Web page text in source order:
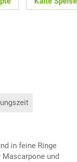
in feine Ringe
und